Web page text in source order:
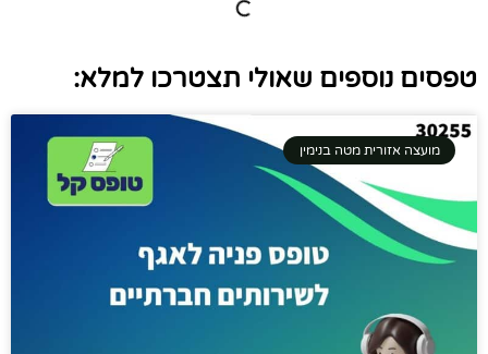
טפסים נוספים שאולי תצטרכו למלא:
מועצה אזורית מטה בנימין